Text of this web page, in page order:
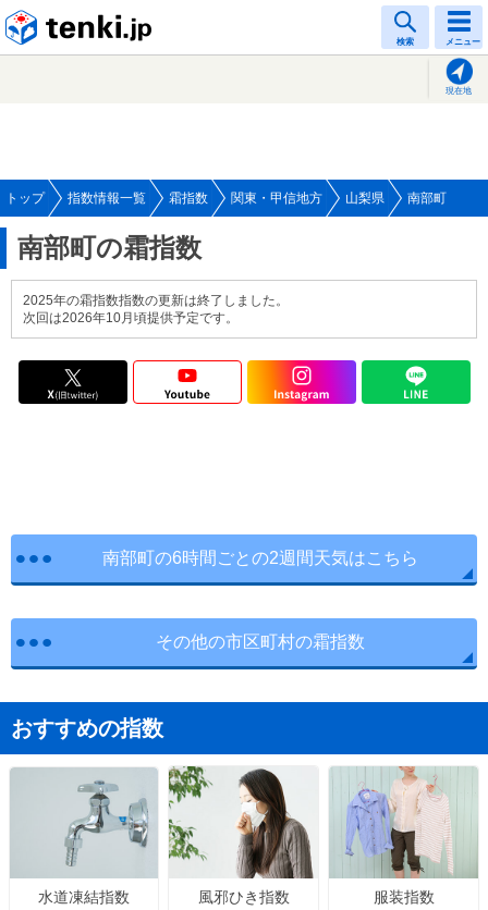
検索 メニュー
現在地
トップ 指数情報一覧 霜指数 関東・甲信地方 山梨県 南部町
南部町の霜指数
2025年の霜指数指数の更新は終了しました。
次回は2026年10月頃提供予定です。
南部町の6時間ごとの2週間天気はこちら
その他の市区町村の霜指数
おすすめの指数
水道凍結指数 風邪ひき指数 服装指数